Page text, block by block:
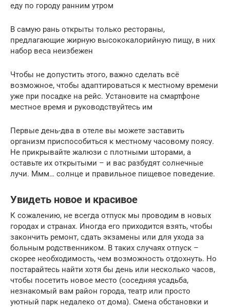
еду по городу ранним утром
В самую рань открыты только рестораны,
предлагающие жирную высококалорийную пищу, в них
набор веса неизбежен
Чтобы не допустить этого, важно сделать всё
возможное, чтобы адаптироваться к местному времени
уже при посадке на рейс. Установите на смартфоне
местное время и руководствуйтесь им
Первые день-два в отеле вы можете заставить
организм приспособиться к местному часовому поясу.
Не прикрывайте жалюзи с плотными шторами, а
оставьте их открытыми – и вас разбудят солнечные
лучи. Ммм… солнце и правильное пищевое поведение.
Увидеть новое и красивое
К сожалению, не всегда отпуск мы проводим в новых
городах и странах. Иногда его приходится взять, чтобы
закончить ремонт, сдать экзамены или для ухода за
больным родственником. В таких случаях отпуск –
скорее необходимость, чем возможность отдохнуть. Но
постарайтесь найти хотя бы день или несколько часов,
чтобы посетить новое место (соседняя усадьба,
незнакомый вам район города, театр или просто
уютный парк недалеко от дома). Смена обстановки и